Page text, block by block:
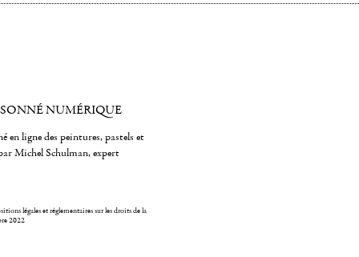
NUMÉRIQUE
en ligne des peintures, pastels et
Michel Schulman, expert
légales et réglementaires sur les droits de la
2022